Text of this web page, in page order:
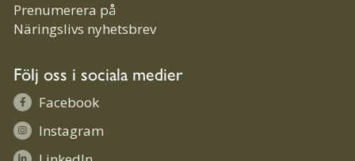
Prenumerera på
Näringslivs nyhetsbrev
Följ oss i sociala medier
Facebook
Instagram